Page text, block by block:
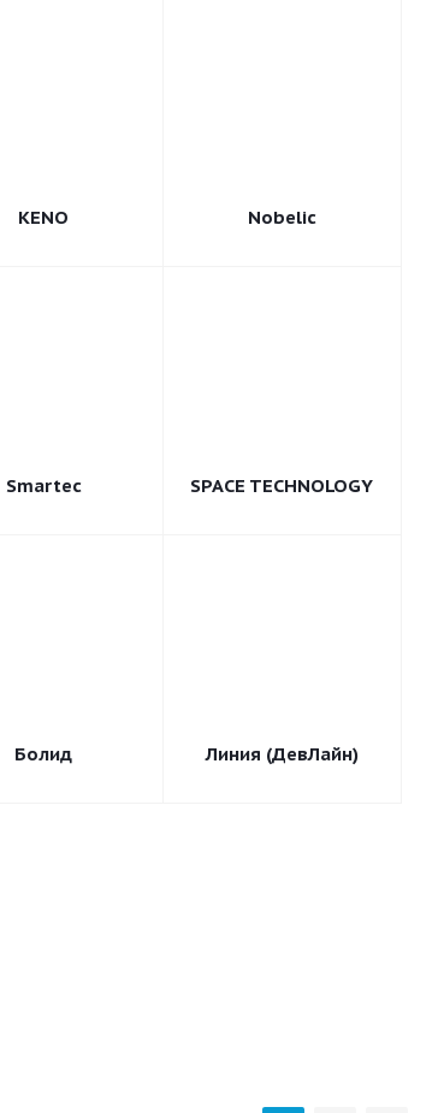
KENO Nobelic
Smartec SPACE TECHNOLOGY
Болид Линия (ДевЛайн)